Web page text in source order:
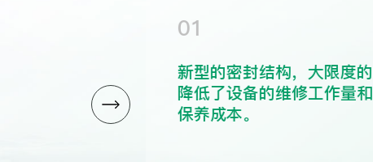
01
新型的密封结构，大限度的
降低了设备的维修工作量和
保养成本。